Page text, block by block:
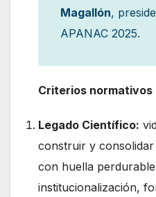
Magallón,
APANAC 2025.
Criterios normativos
Legado Científico:
construir y consolidar
con huella
institucionalización,